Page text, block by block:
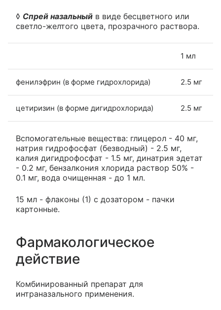
◊ Спрей назальный в виде бесцветного или
светло-желтого цвета, прозрачного раствора.
1 мл
фенилэфрин (в форме гидрохлорида) 2.5 мг
цетиризин (в форме дигидрохлорида) 2.5 мг
Вспомогательные вещества: глицерол - 40 мг,
натрия гидрофосфат (безводный) - 2.5 мг,
калия дигидрофосфат - 1.5 мг, динатрия эдетат
- 0.2 мг, бензалкония хлорида раствор 50% -
0.1 мг, вода очищенная - до 1 мл.
15 мл - флаконы (1) с дозатором - пачки
картонные.
Фармакологическое
действие
Комбинированный препарат для
интраназального применения.